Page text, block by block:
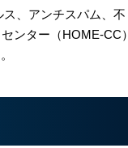
、アンチスパム、不
ンター（HOME-CC）